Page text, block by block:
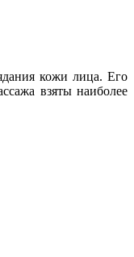
кожи лица. Его
взяты наиболее